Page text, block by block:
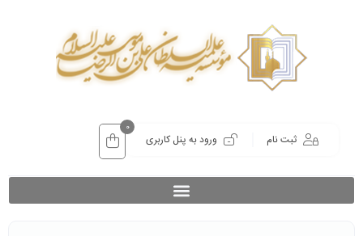
ثبت نام ورود به پنل کاربری
0